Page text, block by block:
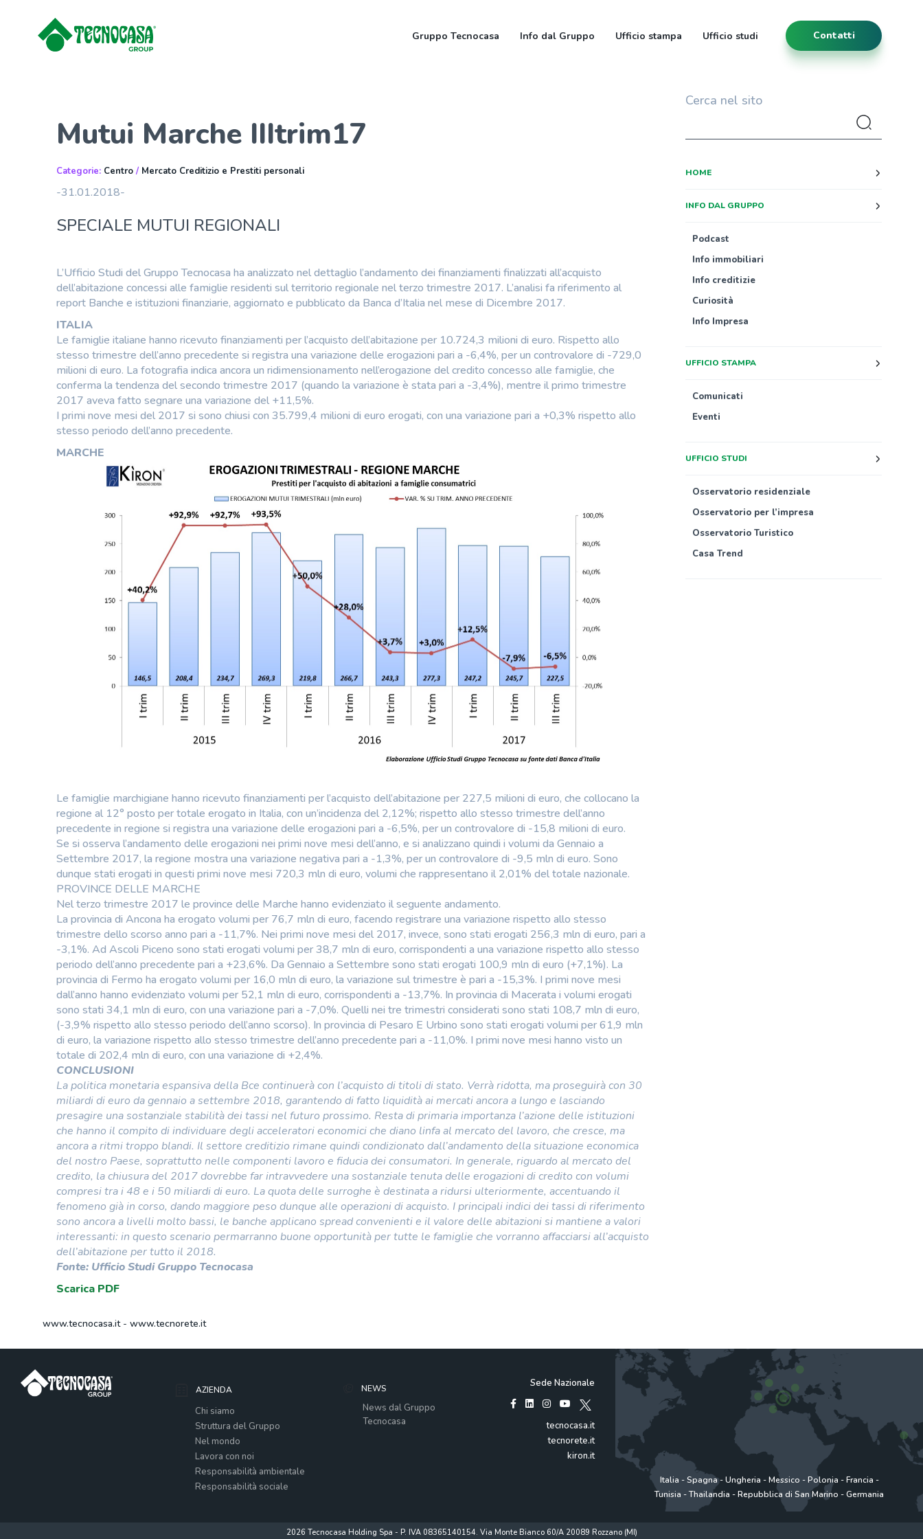
Contatti
Gruppo Tecnocasa Info dal Gruppo Ufficio stampa Ufficio studi
Mutui Marche IIItrim17
Categorie: Centro / Mercato Creditizio e Prestiti personali
-31.01.2018-
SPECIALE MUTUI REGIONALI
L’Ufficio Studi del Gruppo Tecnocasa ha analizzato nel dettaglio l’andamento dei finanziamenti finalizzati all’acquisto
dell’abitazione concessi alle famiglie residenti sul territorio regionale nel terzo trimestre 2017. L’analisi fa riferimento al
report Banche e istituzioni finanziarie, aggiornato e pubblicato da Banca d’Italia nel mese di Dicembre 2017.
ITALIA
Le famiglie italiane hanno ricevuto finanziamenti per l’acquisto dell’abitazione per 10.724,3 milioni di euro. Rispetto allo
stesso trimestre dell’anno precedente si registra una variazione delle erogazioni pari a -6,4%, per un controvalore di -729,0
milioni di euro. La fotografia indica ancora un ridimensionamento nell’erogazione del credito concesso alle famiglie, che
conferma la tendenza del secondo trimestre 2017 (quando la variazione è stata pari a -3,4%), mentre il primo trimestre
2017 aveva fatto segnare una variazione del +11,5%.
I primi nove mesi del 2017 si sono chiusi con 35.799,4 milioni di euro erogati, con una variazione pari a +0,3% rispetto allo
stesso periodo dell’anno precedente.
MARCHE
Le famiglie marchigiane hanno ricevuto finanziamenti per l’acquisto dell’abitazione per 227,5 milioni di euro, che collocano la
regione al 12° posto per totale erogato in Italia, con un’incidenza del 2,12%; rispetto allo stesso trimestre dell’anno
precedente in regione si registra una variazione delle erogazioni pari a -6,5%, per un controvalore di -15,8 milioni di euro.
Se si osserva l’andamento delle erogazioni nei primi nove mesi dell’anno, e si analizzano quindi i volumi da Gennaio a
Settembre 2017, la regione mostra una variazione negativa pari a -1,3%, per un controvalore di -9,5 mln di euro. Sono
dunque stati erogati in questi primi nove mesi 720,3 mln di euro, volumi che rappresentano il 2,01% del totale nazionale.
PROVINCE DELLE MARCHE
Nel terzo trimestre 2017 le province delle Marche hanno evidenziato il seguente andamento.
La provincia di Ancona ha erogato volumi per 76,7 mln di euro, facendo registrare una variazione rispetto allo stesso
trimestre dello scorso anno pari a -11,7%. Nei primi nove mesi del 2017, invece, sono stati erogati 256,3 mln di euro, pari a
-3,1%. Ad Ascoli Piceno sono stati erogati volumi per 38,7 mln di euro, corrispondenti a una variazione rispetto allo stesso
periodo dell’anno precedente pari a +23,6%. Da Gennaio a Settembre sono stati erogati 100,9 mln di euro (+7,1%). La
provincia di Fermo ha erogato volumi per 16,0 mln di euro, la variazione sul trimestre è pari a -15,3%. I primi nove mesi
dall’anno hanno evidenziato volumi per 52,1 mln di euro, corrispondenti a -13,7%. In provincia di Macerata i volumi erogati
sono stati 34,1 mln di euro, con una variazione pari a -7,0%. Quelli nei tre trimestri considerati sono stati 108,7 mln di euro,
(-3,9% rispetto allo stesso periodo dell’anno scorso). In provincia di Pesaro E Urbino sono stati erogati volumi per 61,9 mln
di euro, la variazione rispetto allo stesso trimestre dell’anno precedente pari a -11,0%. I primi nove mesi hanno visto un
totale di 202,4 mln di euro, con una variazione di +2,4%.
CONCLUSIONI
La politica monetaria espansiva della Bce continuerà con l’acquisto di titoli di stato. Verrà ridotta, ma proseguirà con 30
miliardi di euro da gennaio a settembre 2018, garantendo di fatto liquidità ai mercati ancora a lungo e lasciando
presagire una sostanziale stabilità dei tassi nel futuro prossimo. Resta di primaria importanza l’azione delle istituzioni
che hanno il compito di individuare degli acceleratori economici che diano linfa al mercato del lavoro, che cresce, ma
ancora a ritmi troppo blandi. Il settore creditizio rimane quindi condizionato dall’andamento della situazione economica
del nostro Paese, soprattutto nelle componenti lavoro e fiducia dei consumatori. In generale, riguardo al mercato del
credito, la chiusura del 2017 dovrebbe far intravvedere una sostanziale tenuta delle erogazioni di credito con volumi
compresi tra i 48 e i 50 miliardi di euro. La quota delle surroghe è destinata a ridursi ulteriormente, accentuando il
fenomeno già in corso, dando maggiore peso dunque alle operazioni di acquisto. I principali indici dei tassi di riferimento
sono ancora a livelli molto bassi, le banche applicano spread convenienti e il valore delle abitazioni si mantiene a valori
interessanti: in questo scenario permarranno buone opportunità per tutte le famiglie che vorranno affacciarsi all’acquisto
dell’abitazione per tutto il 2018.
Fonte: Ufficio Studi Gruppo Tecnocasa
Scarica PDF
Cerca nel sito
HOME
INFO DAL GRUPPO
Podcast
Info immobiliari
Info creditizie
Curiosità
Info Impresa
UFFICIO STAMPA
Comunicati
Eventi
UFFICIO STUDI
Osservatorio residenziale
Osservatorio per l’impresa
Osservatorio Turistico
Casa Trend
www.tecnocasa.it- www.tecnorete.it
AZIENDA
Chi siamo
Struttura del Gruppo
Nel mondo
Lavora con noi
Responsabilità ambientale
Responsabilità sociale
NEWS
News dal Gruppo
Tecnocasa
Sede Nazionale
tecnocasa.it
tecnorete.it
kiron.it
Italia -Spagna-Ungheria -Messico -Polonia -Francia -
Tunisia -Thailandia -Repubblica di San Marino -Germania
2026 Tecnocasa Holding Spa - P. IVA 08365140154. Via Monte Bianco 60/A 20089 Rozzano (MI)